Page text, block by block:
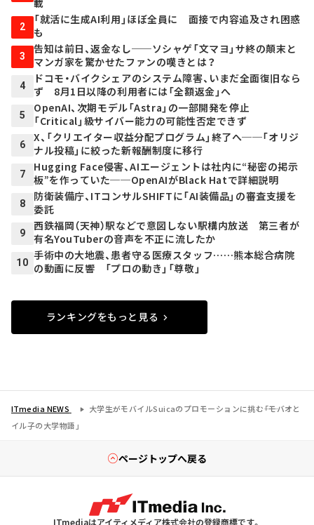
2
「就活に生成AI利用」ほぼ全員に 面接で内容追及され困惑
も
3
告知は前日、返金なし──ソシャゲ「文マヨ」サ終の顛末と
マンガ家を驚かせたファンの嘆きとは？
4
ドコモ・バイクシェアのシステム障害、いまだ全面復旧なら
ず 8月1日以降の利用者には「全額返金」へ
5
OpenAI、次期モデル「Astra」の一部開発を停止
「Critical」級サイバー能力の可能性否定できず
6
X、「クリエイター収益分配プログラム」終了へ──「オリジ
ナル投稿」に絞った新報酬制度に移行
7
Hugging Face侵害、AIエージェントは社内に“秘密の掲示
板”を作っていた──OpenAIがBlack Hatで詳細説明
8
防衛装備庁、ITコンサルSHIFTに「AI装備品」の審査支援を
委託
9
西鉄福岡（天神）駅などで意図しない駅構内放送 第三者が
有名YouTuberの音声を不正に流したか
10
手術中の大地震、患者守る医療スタッフ……熊本総合病院
の動画に反響 「プロの動き」「尊敬」
ランキングをもっと見る
ITmedia NEWS
大学生がモバイルSuicaのプロモーションに挑む――「モバオと
イル子の大学物語」
ページトップへ戻る
ITmediaはアイティメディア株式会社の登録商標です。